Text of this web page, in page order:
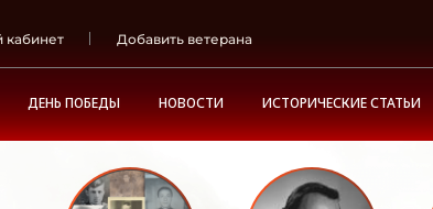
кабинет Добавить ветерана
ДЕНЬ ПОБЕДЫ НОВОСТИ ИСТОРИЧЕСКИЕ СТАТЬИ